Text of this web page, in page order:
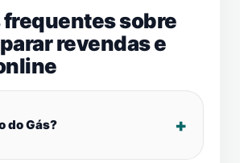
sobre
revendas e
do Gás?